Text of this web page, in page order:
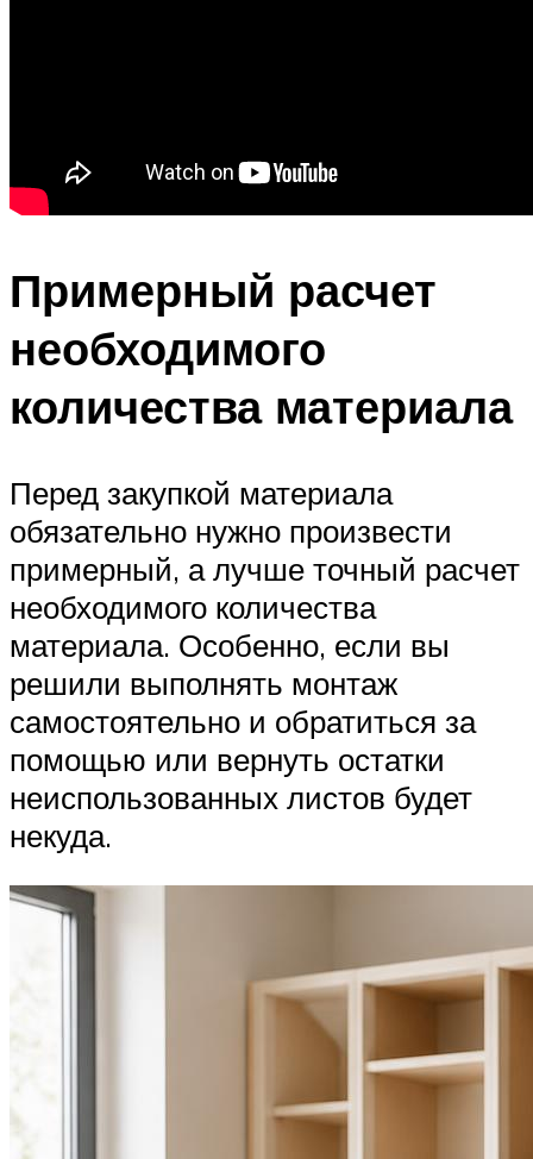
Примерный расчет
необходимого
количества материала
Перед закупкой материала
обязательно нужно произвести
примерный, а лучше точный расчет
необходимого количества
материала. Особенно, если вы
решили выполнять монтаж
самостоятельно и обратиться за
помощью или вернуть остатки
неиспользованных листов будет
некуда.